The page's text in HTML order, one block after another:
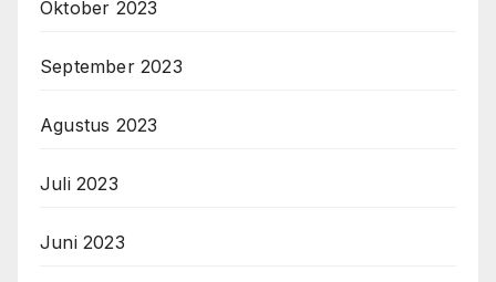
Oktober 2023
September 2023
Agustus 2023
Juli 2023
Juni 2023